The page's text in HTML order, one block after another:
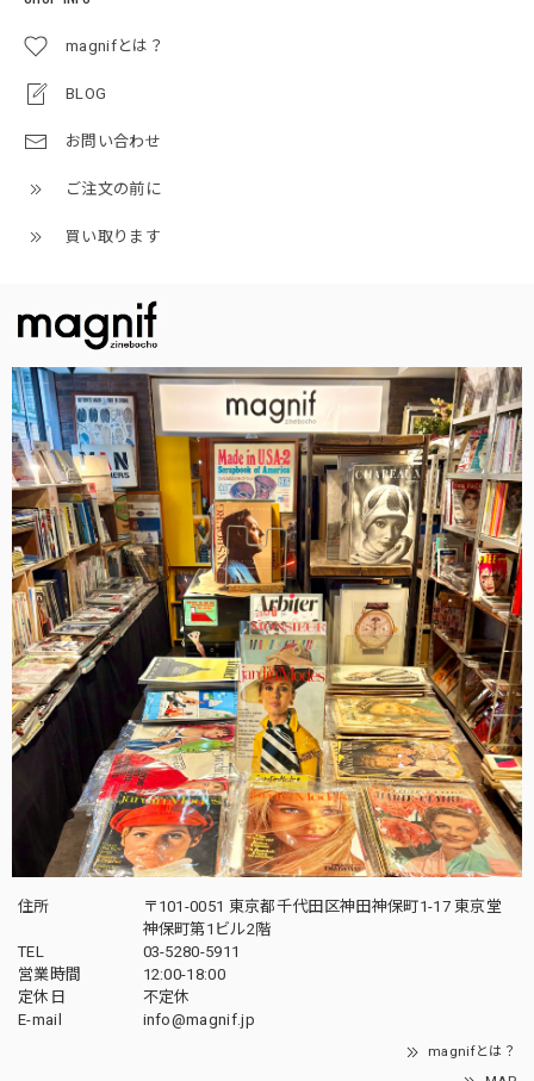
magnifとは？
BLOG
お問い合わせ
ご注文の前に
買い取ります
住所
〒101-0051 東京都千代田区神田神保町1-17 東京堂
神保町第1ビル2階
TEL
03-5280-5911
営業時間
12:00-18:00
定休日
不定休
E-mail
info@magnif.jp
magnifとは？